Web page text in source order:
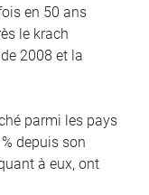
en 50 ans
le krach
2008 et la
parmi les pays
depuis son
à eux, ont